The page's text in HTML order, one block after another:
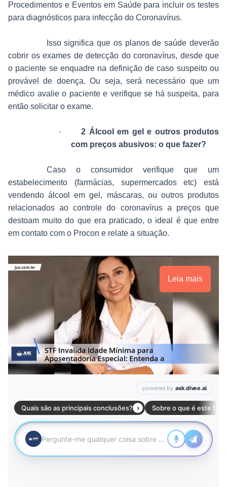
Procedimentos e Eventos em Saúde para incluir os testes
para diagnósticos para infecção do Coronavírus.
Isso significa que os planos de saúde deverão
cobrir os exames de detecção do coronavírus, desde que
o paciente se enquadre na definição de caso suspeito ou
provável de doença. Ou seja, será necessário que um
médico avalie o paciente e verifique se há suspeita, para
então solicitar o exame.
·
2 Álcool em gel e outros produtos
com preços abusivos: o que fazer?
Caso o consumidor verifique que um
estabelecimento (farmácias, supermercados etc) está
vendendo álcool em gel, máscaras, ou outros produtos
relacionados ao controle do coronavírus a preços que
destoam muito do que era praticado, o ideal é que entre
em contato com o Procon e relate a situação.
Leia mais